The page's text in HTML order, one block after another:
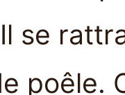
se
poêle.